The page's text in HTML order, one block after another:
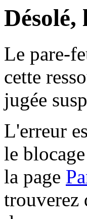
Désolé,
Le pare-
cette
jugée
L'erreur
le
la page
trouverez